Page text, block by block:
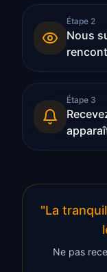
Étape 2
Nous
Étape 3
"La
Ne pas